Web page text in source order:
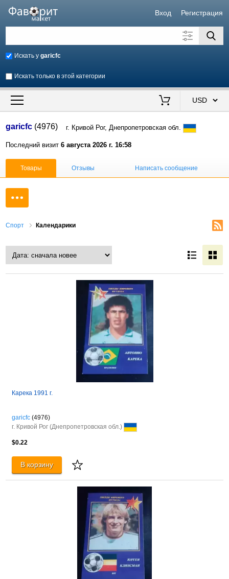
Вход Регистрация
Искать уgaricfc
Искать только в этой категории
Искать также в описании
Продавец
garicfc (4976) г. Кривой Рог, Днепропетровская обл.
Последний визит6 августа 2026 г. 16:58
Товары Отзывы Написать сообщение
Спорт Календарики
Карека 1991 г.
garicfc (4976)
г. Кривой Рог (Днепропетровская обл.)
$0.22
В корзину